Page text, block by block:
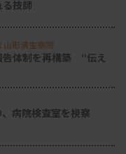
る技師
形済生病院
告体制を再構築 “伝え
病院検査室を視察